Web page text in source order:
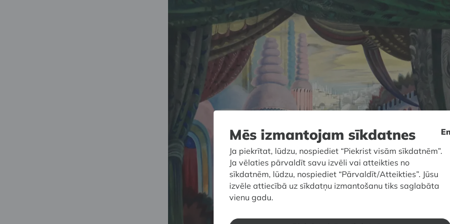
Mēs izmantojam sīkdatnes
Ja piekrītat, lūdzu, nospiediet “Piekrist visām sīkdatnēm”.
Ja vēlaties pārvaldīt savu izvēli vai atteikties no
sīkdatnēm, lūdzu, nospiediet “Pārvaldīt/Atteikties”. Jūsu
izvēle attiecībā uz sīkdatņu izmantošanu tiks saglabāta
vienu gadu.